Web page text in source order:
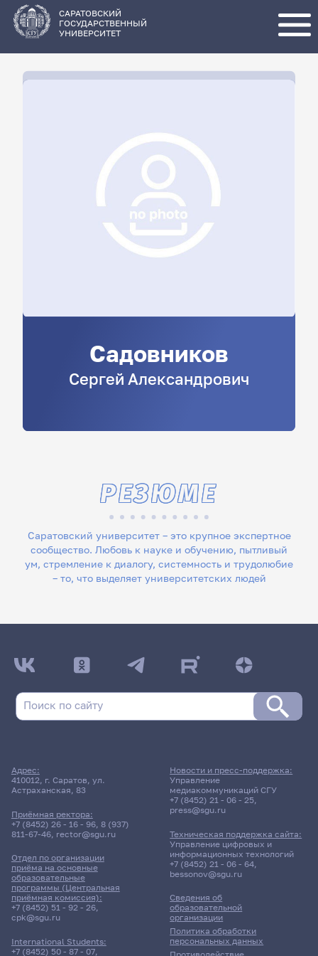
основному
содержанию
САРАТОВСКИЙ
ГОСУДАРСТВЕННЫЙ
УНИВЕРСИТЕТ
Садовников
Сергей Александрович
Саратовский университет – это крупное экспертное
сообщество. Любовь к науке и обучению, пытливый
ум, стремление к диалогу, системность и трудолюбие
– то, что выделяет университетских людей
РЕЗЮМЕ
Адрес:
410012, г. Саратов, ул.
Астраханская, 83
Приёмная ректора:
+7 (8452) 26 - 16 - 96, 8 (937)
811-67-46, rector@sgu.ru
Отдел по организации
приёма на основные
образовательные
программы (Центральная
приёмная комиссия):
+7 (8452) 51 - 92 - 26,
cpk@sgu.ru
International Students:
+7 (8452) 50 - 87 - 07,
Сведения об
образовательной
организации
Политика обработки
персональных данных
Новости и пресс-поддержка:
Управление
медиакоммуникаций СГУ
+7 (8452) 21 - 06 - 25,
press@sgu.ru
Техническая поддержка сайта:
Управление цифровых и
информационных технологий
+7 (8452) 21 - 06 - 64,
bessonov@sgu.ru